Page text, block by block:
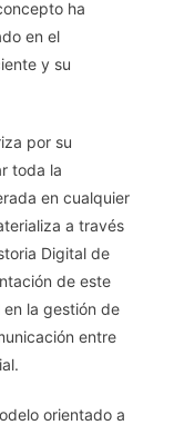
ha
en el
y su
por su
toda la
en cualquier
a través
Digital de
de este
la gestión de
entre
orientado a